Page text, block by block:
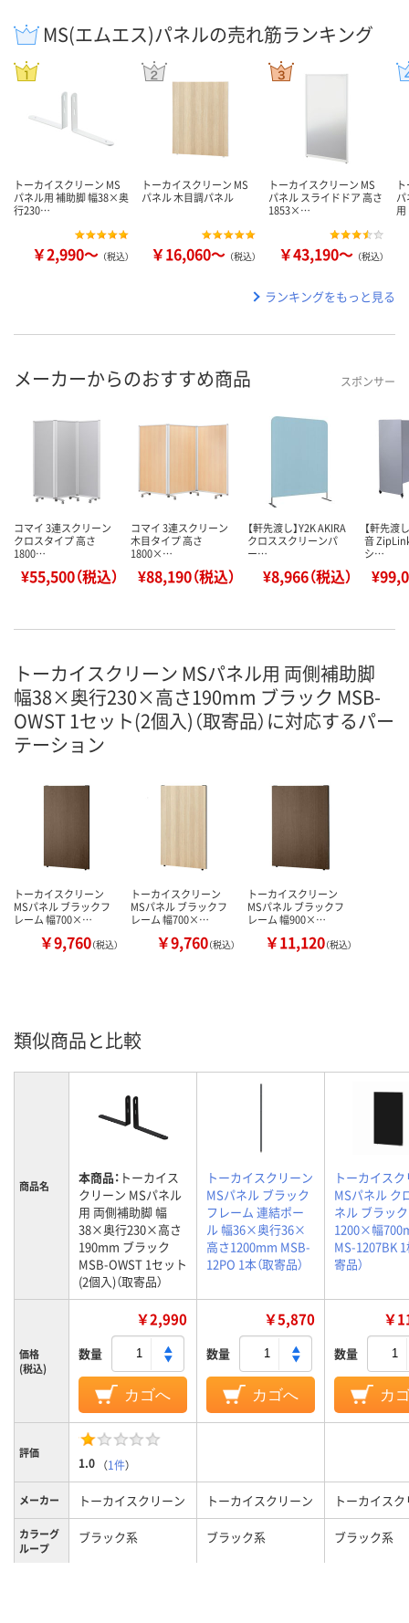
MS(エムエス)パネルの売れ筋ランキング
トーカイスクリーン MS
パネル用 補助脚 幅38×奥
行230…
￥2,990～ （税込）
トーカイスクリーン MS
パネル 木目調パネル
￥16,060～ （税込）
トーカイスクリーン MS
パネル スライドドア 高さ
1853×…
￥43,190～ （税込）
用
ランキングをもっと見る
メーカーからのおすすめ商品 スポンサー
コマイ 3連スクリーン
クロスタイプ 高さ
1800…
¥55,500（税込）
コマイ 3連スクリーン
木目タイプ 高さ
1800×…
¥88,190（税込）
【軒先渡し】Y2K AKIRA
クロススクリーンパ
ー…
¥8,966（税込）
【軒先渡
音
シ…
トーカイスクリーン MSパネル用 両側補助脚
幅38×奥行230×高さ190mm ブラック MSB-
OWST 1セット(2個入)（取寄品）に対応するパー
テーション
トーカイスクリーン
MSパネル ブラックフ
レーム 幅700×…
￥9,760（税込）
トーカイスクリーン
MSパネル ブラックフ
レーム 幅700×…
￥9,760（税込）
トーカイスクリーン
MSパネル ブラックフ
レーム 幅900×…
￥11,120（税込）
類似商品と比較
商品名 本商品： トーカイス
クリーン MSパネル
用 両側補助脚 幅
38×奥行230×高さ
190mm ブラック
MSB-OWST 1セット
(2個入)（取寄品）
トーカイスクリーン
MSパネル ブラック
フレーム 連結ポー
ル 幅36×奥行36×
高さ1200mm MSB-
12PO 1本（取寄品）
トーカイス
MSパネル ク
ネル ブラッ
1200×幅
MS-1207BK 1
寄品）
価格
(税込)
￥2,990
数量
カゴへ
￥5,870
数量
カゴへ
￥
数量
カ
評価
1.0 （1件）
メーカー トーカイスクリーン トーカイスクリーン トーカイス
カラーグ
ループ
ブラック系 ブラック系 ブラック系